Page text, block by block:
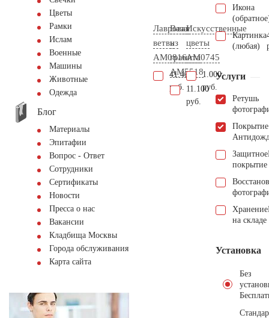
Цветы
Рамки
Ислам
Военные
Машины
Животные
Одежда
Блог
Материалы
Эпитафии
Вопрос - Ответ
Сотрудники
Сертификаты
Новости
Пресса о нас
Вакансии
Кладбища Москвы
Города обслуживания
Карта сайта
Лавровая
ветвь
AM0816
41.400
руб.
Ваза
из
гранита
AM5518
11.100
руб.
Искусственные
цветы
AM0745
1.000
руб.
Икона
Картинка
(любая)
Услуги
Ретушь
Покрытие
Защитное
покрытие
Хранение
на складе
Установка
Без